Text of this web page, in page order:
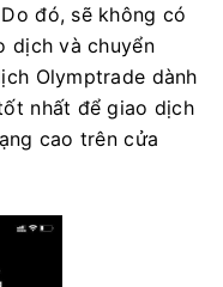
đó, sẽ không có
dịch và chuyển
Olymptrade dành
nhất để giao dịch
cao trên cửa